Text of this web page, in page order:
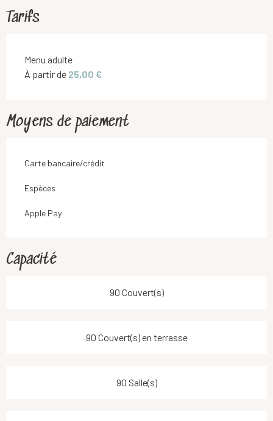
Tarifs
Tarifs 2026
Menu adulte
À partir de 25,00 €
Moyens de paiement
Carte bancaire/crédit
Espèces
Apple Pay
Capacité
90 Couvert(s)
90 Couvert(s) en terrasse
90 Salle(s)